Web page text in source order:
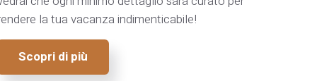
la tua vacanza indimenticabile!
Scopri di più